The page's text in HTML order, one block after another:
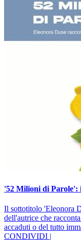
'52 Milioni di
Il sottotitolo 'Eleonora
dell'autrice che
accaduti o del tutto
CONDIVIDI |